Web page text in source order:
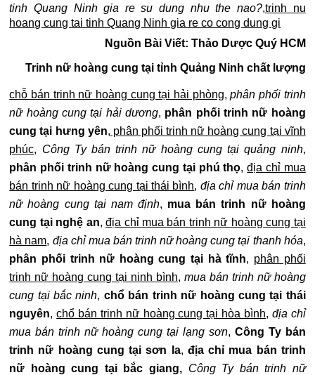
tinh Quang Ninh gia re su dung nhu the nao?,trinh nu
hoang cung tai tinh Quang Ninh gia re co cong dung gi
Nguồn Bài Viết: Thảo Dược Quý HCM
Trinh nữ hoàng cung tại tỉnh Quảng Ninh chất lượng
chỗ bán trinh nữ hoàng cung tại hải phòng, phân phối trinh
nữ hoàng cung tại hải dương, phân phối trinh nữ hoàng
cung tại hưng yên, phân phối trinh nữ hoàng cung tại vĩnh
phúc, Công Ty bán trinh nữ hoàng cung tại quảng ninh,
phân phối trinh nữ hoàng cung tại phú thọ,địa chỉ mua
bán trinh nữ hoàng cung tại thái bình, địa chỉ mua bán trinh
nữ hoàng cung tại nam định, mua bán trinh nữ hoàng
cung tại nghệ an,địa chỉ mua bán trinh nữ hoàng cung tại
hà nam, địa chỉ mua bán trinh nữ hoàng cung tại thanh hóa,
phân phối trinh nữ hoàng cung tại hà tĩnh, phân phối
trinh nữ hoàng cung tại ninh bình, mua bán trinh nữ hoàng
cung tại bắc ninh, chổ bán trinh nữ hoàng cung tại thái
nguyên,chổ bán trinh nữ hoàng cung tại hòa bình, địa chỉ
mua bán trinh nữ hoàng cung tại lạng sơn, Công Ty bán
trinh nữ hoàng cung tại sơn la, địa chỉ mua bán trinh
nữ hoàng cung tại bắc giang, Công Ty bán trinh nữ